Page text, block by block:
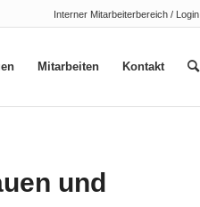
Interner Mitarbeiterbereich / Login
Mitarbeiten Kontakt
und